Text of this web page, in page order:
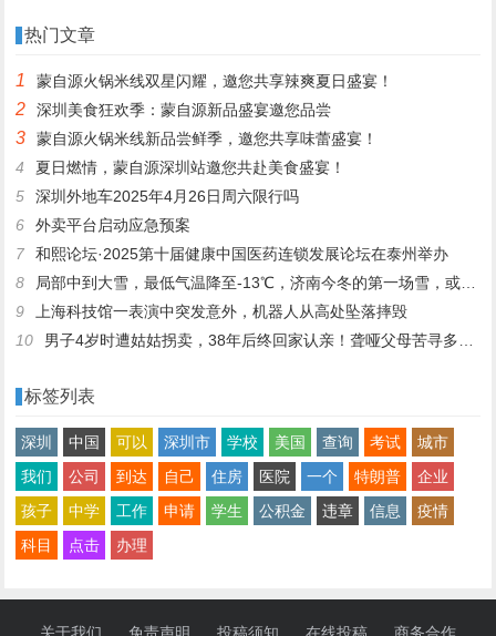
热门文章
1 蒙自源火锅米线双星闪耀，邀您共享辣爽夏日盛宴！
2 深圳美食狂欢季：蒙自源新品盛宴邀您品尝
3
蒙自源火锅米线新品尝鲜季，邀您共享味蕾盛宴！
4
夏日燃情，蒙自源深圳站邀您共赴美食盛宴！
5
深圳外地车2025年4月26日周六限行吗
6
外卖平台启动应急预案
7
和熙论坛·2025第十届健康中国医药连锁发展论坛在泰州举办
8
局部中到大雪，最低气温降至-13℃，济南今冬的第一场雪，或跟去年同一时间！
9
上海科技馆一表演中突发意外，机器人从高处坠落摔毁
10
男子4岁时遭姑姑拐卖，38年后终回家认亲！聋哑父母苦寻多年，母亲已抱憾离世丨红星寻人
标签列表
深圳 中国 可以 深圳市 学校 美国 查询 考试
城市
我们
公司 到达 自己 住房 医院 一个 特朗普
企业
孩子
中学 工作 申请 学生 公积金 违章 信息
疫情
科目
点击 办理
关于我们 免责声明 投稿须知 在线投稿 商务合作